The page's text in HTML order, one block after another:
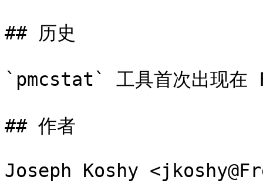
## 历史
`pmcstat` 工具首次出现在
## 作者
Joseph Koshy